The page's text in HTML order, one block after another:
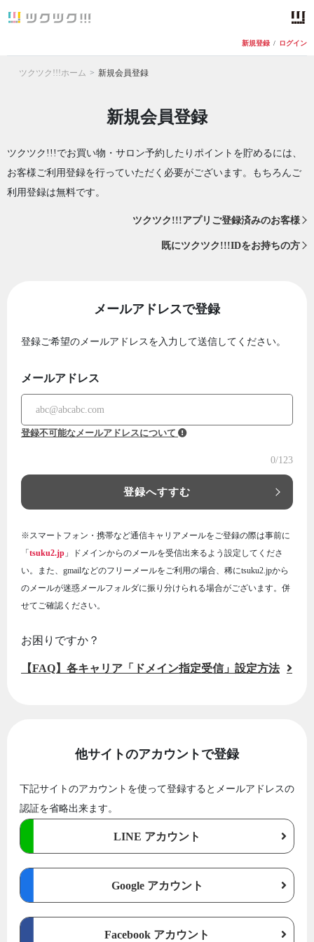
新規登録 / ログイン
ツクツク!!!ホーム 新規会員登録
新規会員登録
ツクツク!!!でお買い物・サロン予約したりポイントを貯めるには、
お客様ご利用登録を行っていただく必要がございます。もちろんご
利用登録は無料です。
ツクツク!!!アプリご登録済みのお客様
既にツクツク!!!IDをお持ちの方
メールアドレスで登録
登録ご希望のメールアドレスを入力して送信してください。
メールアドレス
登録不可能なメールアドレスについて
0/123
登録へすすむ
※スマートフォン・携帯など通信キャリアメールをご登録の際は事前に
「 tsuku2.jp 」ドメインからのメールを受信出来るよう設定してくださ
い。また、gmailなどのフリーメールをご利用の場合、稀にtsuku2.jpから
のメールが迷惑メールフォルダに振り分けられる場合がございます。併
せてご確認ください。
お困りですか？
【FAQ】各キャリア「ドメイン指定受信」設定方法
他サイトのアカウントで登録
下記サイトのアカウントを使って登録するとメールアドレスの
認証を省略出来ます。
LINE アカウント
Google アカウント
Facebook アカウント